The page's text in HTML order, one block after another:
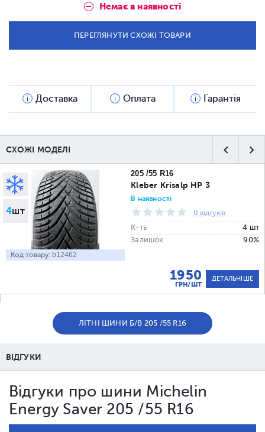
Немає в наявності
ПЕРЕГЛЯНУТИ СХОЖІ ТОВАРИ
Доставка Оплата Гарантія
СХОЖІ МОДЕЛІ
4шт
Код товару: b12462
205 /55 R16
Kleber Krisalp HP 3
В наявності
0 відгуків
К-ть
4 шт
Залишок
90%
1950
ГРН/ШТ
ДЕТАЛЬНІШЕ
ЛІТНІ ШИНИ Б/В 205 /55 R16
ВІДГУКИ
Відгуки про шини Michelin
Energy Saver 205 /55 R16